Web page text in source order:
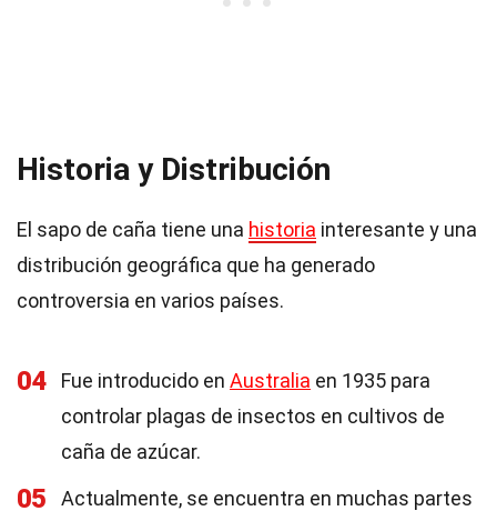
Historia y Distribución
El sapo de caña tiene una historia interesante y una
distribución geográfica que ha generado
controversia en varios países.
04 Fue introducido en Australia en 1935 para
controlar plagas de insectos en cultivos de
caña de azúcar.
05
Actualmente, se encuentra en muchas partes